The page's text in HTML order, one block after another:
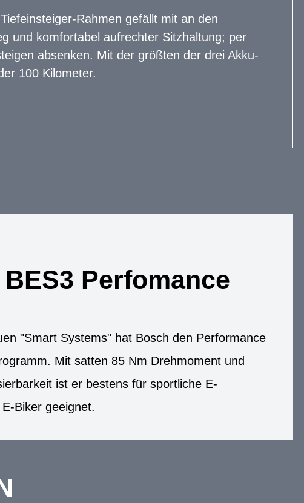
Rahmen gefällt mit an den
und komfortabel aufrechter Sitzhaltung; per
absenken. Mit der größten der drei Akku-
100 Kilometer.
Perfomance
"Smart Systems" hat Bosch den Performance
Mit satten 85 Nm Drehmoment und
ist er bestens für sportliche E-
Biker geeignet.